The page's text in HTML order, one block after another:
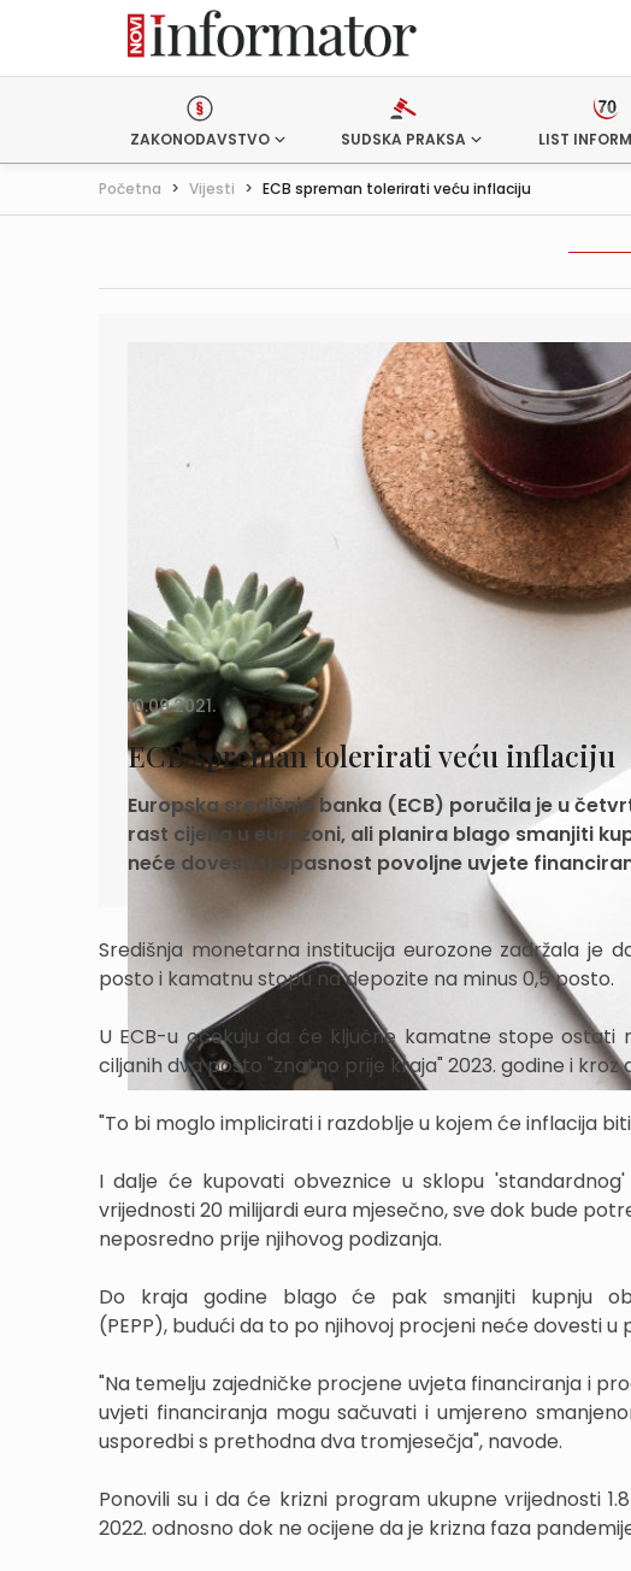
ZAKONODAVSTVO SUDSKA PRAKSA LIST
Početna > Vijesti > ECB spreman tolerirati veću inflaciju
10.09.2021.
ECB spreman tolerirati veću inflaciju
Europska središnja banka (ECB) poručila je u
rast cijena u eurozoni, ali planira blago smanjiti
neće dovesti u opasnost povoljne uvjete
Središnja monetarna institucija eurozone zadržala je
posto i kamatnu stopu na depozite na minus 0,5 posto.
U ECB-u očekuju da će ključne kamatne stope ostati
ciljanih dva posto "znatno prije kraja" 2023. godine i
"To bi moglo implicirati i razdoblje u kojem će inflacija
I dalje će kupovati obveznice u sklopu
vrijednosti 20 milijardi eura mjesečno, sve dok bude
neposredno prije njihovog podizanja.
Do kraja godine blago će pak smanjiti kupnju
(PEPP), budući da to po njihovoj procjeni neće dovesti
"Na temelju zajedničke procjene uvjeta financiranja i
uvjeti financiranja mogu sačuvati i umjereno
usporedbi s prethodna dva tromjesečja", navode.
Ponovili su i da će krizni program ukupne vrijednosti
2022. odnosno dok ne ocijene da je krizna faza